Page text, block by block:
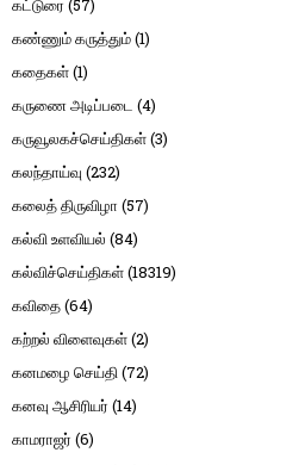
கட்டுரை (57)
கண்ணும் கருத்தும்(1)
கதைகள்(1)
கருணை அடிப்படை (4)
கருவூலகச்செய்திகள்(3)
கலந்தாய்வு (232)
கலைத் திருவிழா (57)
கல்வி உளவியல் (84)
கல்விச்செய்திகள்(18319)
கவிதை(64)
கற்றல் விளைவுகள்(2)
கனமழை செய்தி(72)
கனவு ஆசிரியர் (14)
காமராஜர் (6)